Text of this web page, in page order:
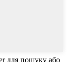
для пошуку або